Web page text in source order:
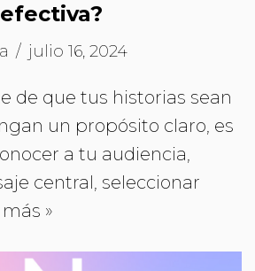
julio 16, 2024
de que tus historias sean
un propósito claro, es
a tu audiencia,
central, seleccionar
»